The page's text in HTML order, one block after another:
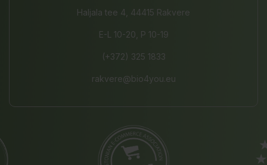
Haljala tee 4, 44415 Rakvere
E-L 10-20, P 10-19
(+372) 325 1833
rakvere@bio4you.eu